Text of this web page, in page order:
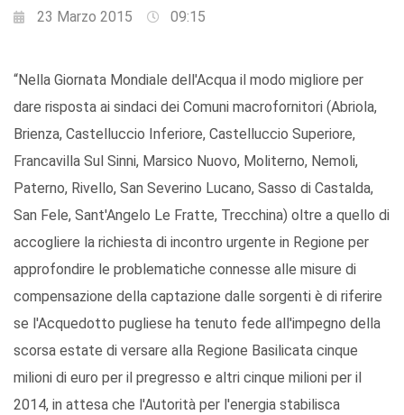
23 Marzo 2015 09:15
“Nella Giornata Mondiale dell'Acqua il modo migliore per
dare risposta ai sindaci dei Comuni macrofornitori (Abriola,
Brienza, Castelluccio Inferiore, Castelluccio Superiore,
Francavilla Sul Sinni, Marsico Nuovo, Moliterno, Nemoli,
Paterno, Rivello, San Severino Lucano, Sasso di Castalda,
San Fele, Sant'Angelo Le Fratte, Trecchina) oltre a quello di
accogliere la richiesta di incontro urgente in Regione per
approfondire le problematiche connesse alle misure di
compensazione della captazione dalle sorgenti è di riferire
se l'Acquedotto pugliese ha tenuto fede all'impegno della
scorsa estate di versare alla Regione Basilicata cinque
milioni di euro per il pregresso e altri cinque milioni per il
2014, in attesa che l'Autorità per l'energia stabilisca